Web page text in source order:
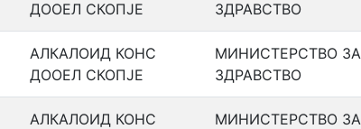
ДООЕЛ СКОПЈЕ
ЗДРАВСТВО
АЛКАЛОИД КОНС
ДООЕЛ СКОПЈЕ
МИНИСТЕРСТВО ЗА
ЗДРАВСТВО
АЛКАЛОИД КОНС
МИНИСТЕРСТВО ЗА